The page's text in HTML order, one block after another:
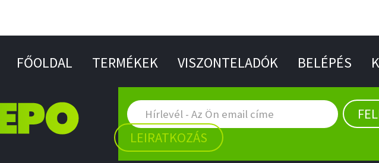
FŐOLDAL TERMÉKEK VISZONTELADÓK BELÉPÉS
LEIRATKOZÁS